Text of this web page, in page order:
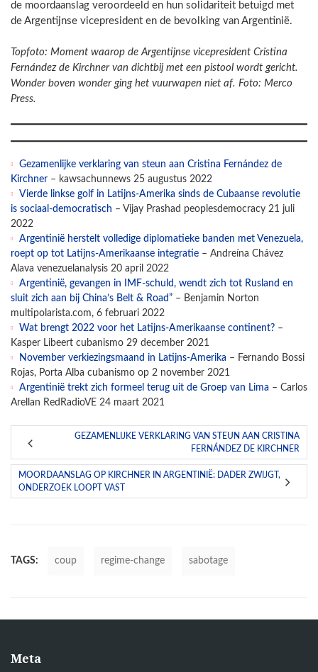
de moordaanslag veroordeeld en hun solidariteit betuigd met
de Argentijnse vicepresident en de bevolking van Argentinië.
Topfoto: Moment waarop de Argentijnse vicepresident Cristina
Fernández de Kirchner van dichtbij met een pistool wordt gericht.
Wonder boven wonder ging het vuurwapen niet af. Foto: Merco
Press.
Gezamenlijke verklaring van steun aan Cristina Fernández de
Kirchner – kawsachunnews 25 augustus 2022
Vierde linkse golf in Latijns-Amerika sinds de Cubaanse revolutie
is sociaal-democratisch – Vijay Prashad peoplesdemocracy 21 juli
2022
Argentinië herstelt volledige diplomatieke banden met Venezuela,
roept op tot Latijns-Amerikaanse integratie – Andreína Chávez
Alava venezuelanalysis 20 april 2022
Argentinië, gevangen in IMF-schuld, wendt zich tot Rusland en
sluit zich aan bij China’s Belt & Road” – Benjamin Norton
multipolarista.com, 6 februari 2022
Wat brengt 2022 voor het Latijns-Amerikaanse continent? –
Kasper Libeert cubanismo 29 december 2021
November verkiezingsmaand in Latijns-Amerika – Fernando Bossi
Rojas, Porta Alba cubanismo op 2 november 2021
Argentinië trekt zich formeel terug uit de Groep van Lima – Carlos
Arellan RedRadioVE 24 maart 2021
GEZAMENLIJKE VERKLARING VAN STEUN AAN CRISTINA
FERNÁNDEZ DE KIRCHNER
MOORDAANSLAG OP KIRCHNER IN ARGENTINIË: DADER ZWIJGT,
ONDERZOEK LOOPT VAST
TAGS: coup regime-change sabotage
Meta